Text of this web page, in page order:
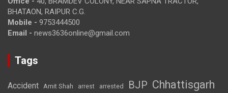
BHATAON, RAIPUR C.G.
Mobile - 9753444500
Email - news3636online@gmail.com
Tags
Accident Amit Shah arrest arrested BJP Chhattisgarh